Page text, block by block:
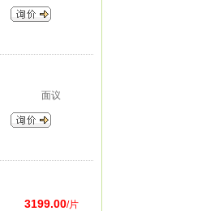
面议
3199.00/片